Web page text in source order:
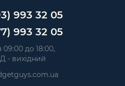
993 32 05
993 32 05
до 18:00,
- вихідний